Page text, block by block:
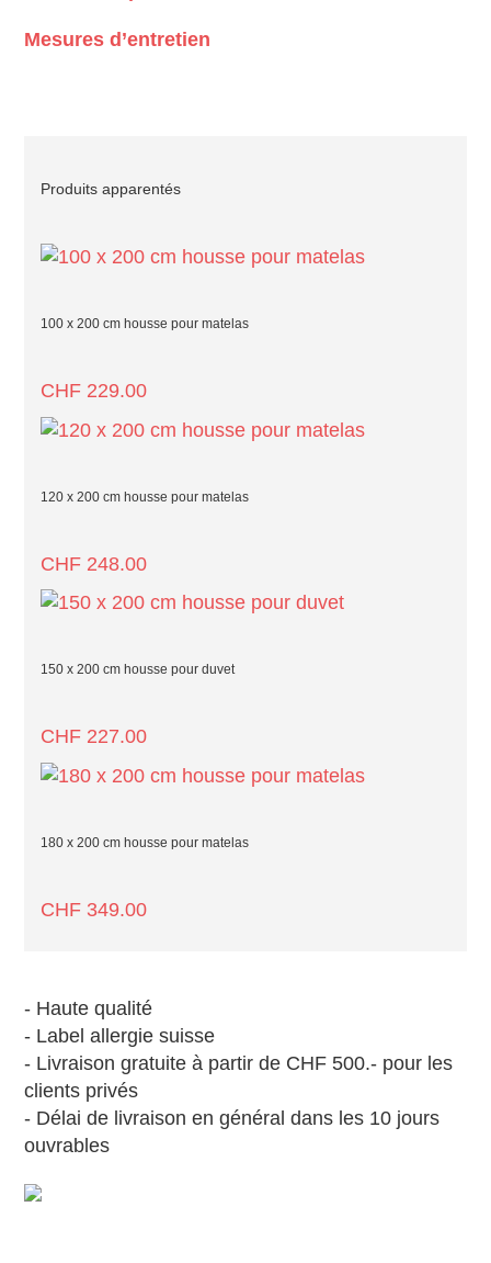
Mesures d’entretien
Produits apparentés
100 x 200 cm housse pour matelas
CHF 229.00
120 x 200 cm housse pour matelas
CHF 248.00
150 x 200 cm housse pour duvet
CHF 227.00
180 x 200 cm housse pour matelas
CHF 349.00
- Haute qualité
- Label allergie suisse
- Livraison gratuite à partir de CHF 500.- pour les
clients privés
- Délai de livraison en général dans les 10 jours
ouvrables